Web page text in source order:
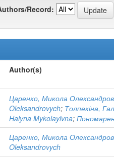
Record:
Author(s)
Царенко, Микола
Oleksandrovych; Толпекіна,
Halyna Mykolayivna;
Царенко, Микола
Oleksandrovych